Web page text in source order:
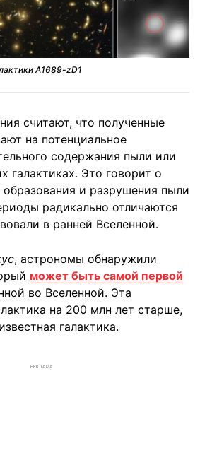
A1689-zD1
считают, что полученные
на потенциальное
содержания пыли или
галактиках. Это говорит о
и разрушения пыли
радикально отличаются
в ранней Вселенной.
, астрономы обнаружили
может быть самой первой
во Вселенной. Эта
на 200 млн лет старше,
галактика.
РЕКЛАМА